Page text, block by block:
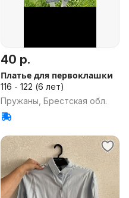
40 р.
Платье для первоклашки
116 - 122 (6 лет)
Пружаны, Брестская обл.